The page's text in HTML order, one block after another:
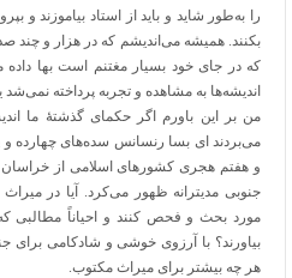
را به‌طور شاید و باید از استاد بیاموزند و
بکنند. همیشه می‌اندیشم که در هزار و چند
که در جای خود بسیار مغتنم است بها
اندیشه‌ها به مشاهده و تجربه پرداخته
من بر این باورم اگر حکمای گذشتۀ ما
می‌بردند ای بسا رنسانس سده‌های چهارده و
و هفتم هجری کشورهای اسلامی از
جنوبی مدیترانه ظهور می‌کرد. آیا در
مورد بحث و فحص کنند و احیاناً مطالبی
بیاورند؟ با آرزوی خوشی و شادکامی برای
هر چه بیشتر برای میراث مکتوب.